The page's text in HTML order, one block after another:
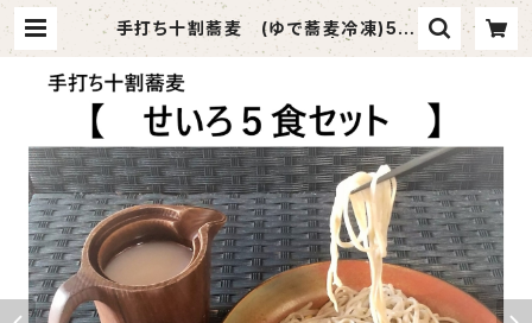
手打ち十割蕎麦 (ゆで蕎麦冷凍)5人
前 蕎麦つゆ、そば湯付き | 手打ち十